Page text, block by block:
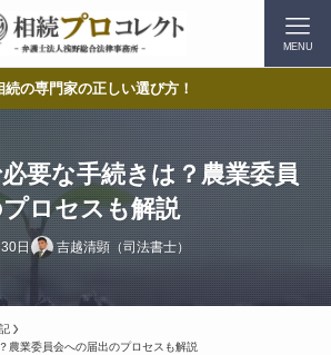
MENU
の専門家の正しい選び方！
要な手続きは？農業委員
ロセスも解説
日 吉越清顕（司法書士）
農業委員会への届出のプロセスも解説